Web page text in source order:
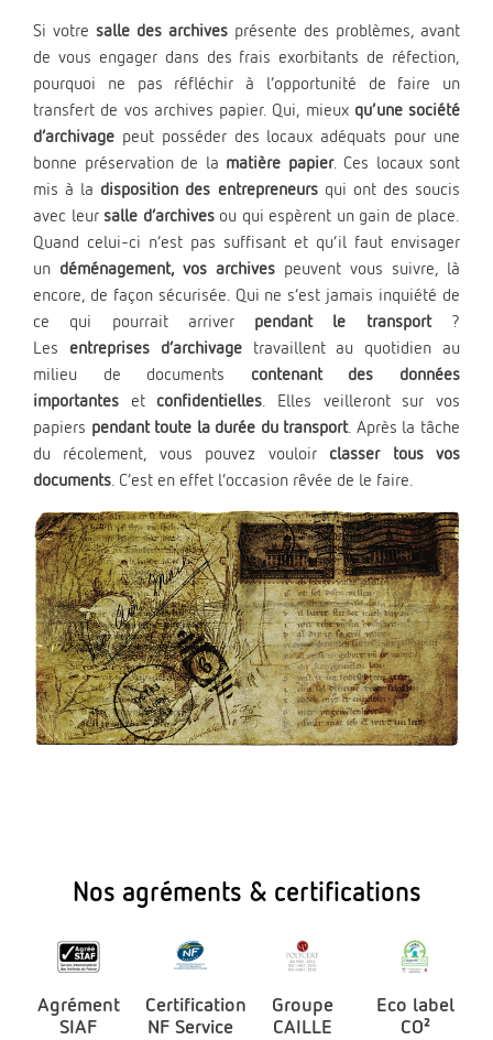
Si votre salle des archives présente des problèmes, avant
de vous engager dans des frais exorbitants de réfection,
pourquoi ne pas réfléchir à l’opportunité de faire un
transfert de vos archives papier. Qui, mieux qu’une société
d’archivage peut posséder des locaux adéquats pour une
bonne préservation de la matière papier. Ces locaux sont
mis à la disposition des entrepreneursqui ont des soucis
avec leur salle d’archivesou qui espèrent un gain de place.
Quand celui-ci n’est pas suffisant et qu’il faut envisager
un déménagement, vos archives peuvent vous suivre, là
encore, de façon sécurisée. Qui ne s’est jamais inquiété de
ce qui pourrait arriver pendant le transport?
Les entreprises d’archivagetravaillent au quotidien au
milieu de documents contenant des données
importantes et confidentielles. Elles veilleront sur vos
papiers pendant toute la durée du transport. Après la tâche
du récolement, vous pouvez vouloir classer tous vos
documents. C’est en effet l’occasion rêvée de le faire.
Nos agréments & certifications
Agrément
SIAF
Certification
NF Service
Groupe
CAILLE
Eco label
CO²